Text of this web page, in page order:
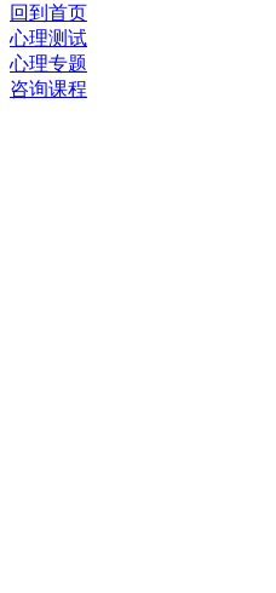
回到首页
心理测试
心理专题
咨询课程